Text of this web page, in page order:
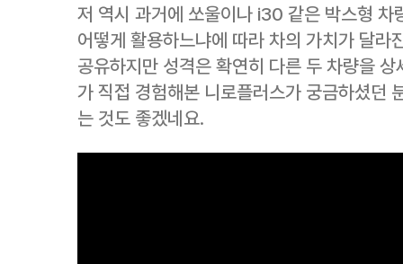
저 역시 과거에 쏘울이나 i30 같은 박스형
어떻게 활용하느냐에 따라 차의 가치가 달라
공유하지만 성격은 확연히 다른 두 차량을
가 직접 경험해본 니로플러스가 궁금하셨던
는 것도 좋겠네요.